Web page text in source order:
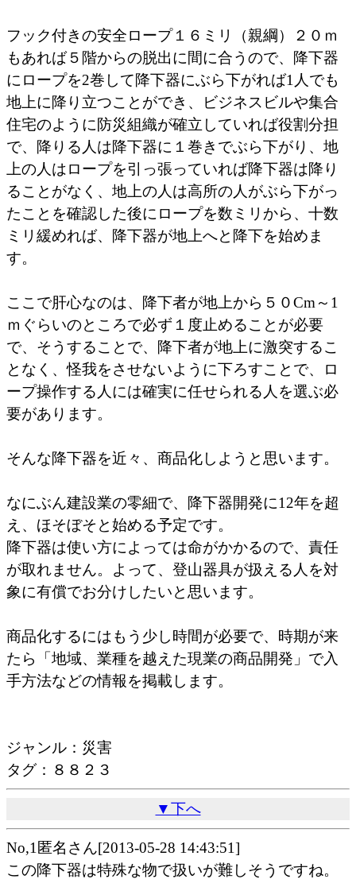
フック付きの安全ロープ１６ミリ（親綱）２０ｍ
もあれば５階からの脱出に間に合うので、降下器
にロープを2巻して降下器にぶら下がれば1人でも
地上に降り立つことができ、ビジネスビルや集合
住宅のように防災組織が確立していれば役割分担
で、降りる人は降下器に１巻きでぶら下がり、地
上の人はロープを引っ張っていれば降下器は降り
ることがなく、地上の人は高所の人がぶら下がっ
たことを確認した後にロープを数ミリから、十数
ミリ緩めれば、降下器が地上へと降下を始めま
す。
ここで肝心なのは、降下者が地上から５０Cm～1
ｍぐらいのところで必ず１度止めることが必要
で、そうすることで、降下者が地上に激突するこ
となく、怪我をさせないように下ろすことで、ロ
ープ操作する人には確実に任せられる人を選ぶ必
要があります。
そんな降下器を近々、商品化しようと思います。
なにぶん建設業の零細で、降下器開発に12年を超
え、ほそぼそと始める予定です。
降下器は使い方によっては命がかかるので、責任
が取れません。よって、登山器具が扱える人を対
象に有償でお分けしたいと思います。
商品化するにはもう少し時間が必要で、時期が来
たら「地域、業種を越えた現業の商品開発」で入
手方法などの情報を掲載します。
ジャンル：災害
タグ：８８２３
▼下へ
No,1匿名さん[2013-05-28 14:43:51]
この降下器は特殊な物で扱いが難しそうですね。